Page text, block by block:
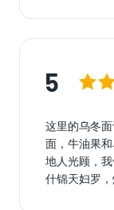
5
这里的乌冬
面，牛油果
地人光顾，
什锦天妇罗，